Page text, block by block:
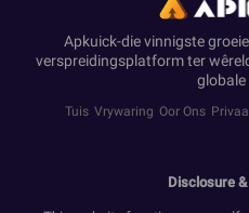
Apkuick-die vinnigste
verspreidingsplatform ter
Tuis Vrywaring Oor Ons
Disclosure